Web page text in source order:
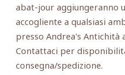
abat-jour aggiungeranno
accogliente a qualsiasi
presso Andrea's Antichità
Contattaci per
consegna/spedizione.